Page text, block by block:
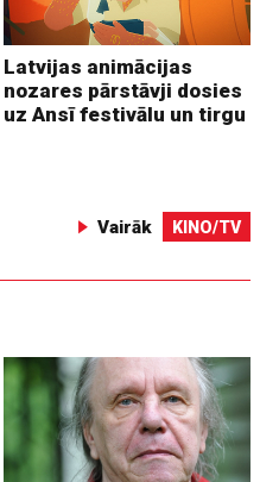
Latvijas animācijas
nozares pārstāvji dosies
uz Ansī festivālu un tirgu
Vairāk KINO/TV